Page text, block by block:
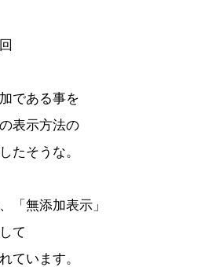
である事を
表示方法の
たそうな。
「無添加表示」
て
ています。